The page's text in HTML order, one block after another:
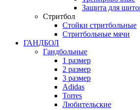
Защита для
Стритбол
Стойки стритбольные
Стритбольные мячи
ГАНДБОЛ
Гандбольные
1 размер
2 размер
3 размер
Adidas
Torres
Любительские